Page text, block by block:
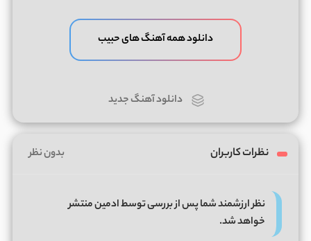
دانلود همه آهنگ های حبیب
دانلود آهنگ جدید
نظرات کاربران بدون نظر
نظر ارزشمند شما پس از بررسی توسط ادمین منتشر
خواهد شد.